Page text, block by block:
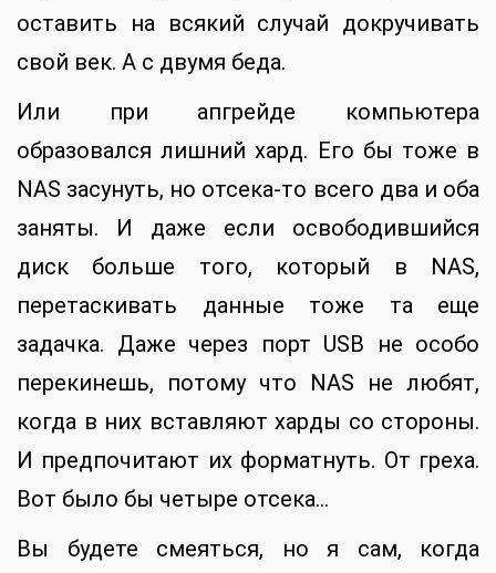
оставить на всякий случай докручивать
свой век. А с двумя беда.
Или при апгрейде компьютера
образовался лишний хард. Его бы тоже в
NAS засунуть, но отсека-то всего два и оба
заняты. И даже если освободившийся
диск больше того, который в NAS,
перетаскивать данные тоже та еще
задачка. Даже через порт USB не особо
перекинешь, потому что NAS не любят,
когда в них вставляют харды со стороны.
И предпочитают их форматнуть. От греха.
Вот было бы четыре отсека…
Вы будете смеяться, но я сам, когда